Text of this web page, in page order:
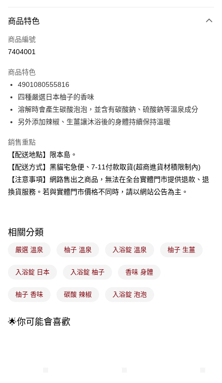
信用卡一次付款
超商取貨付款
Apple Pay
街口支付
悠遊付
Google Pay
全盈+PAY
【大哥付你分期使用說明】
成交易。
4.訂單成立30分鐘內，如未前往確認交易或遇審核未通過，訂單將自動取
法說明評估內容。
醒簡訊。
運送方式
全家取貨付款
付款後全家取貨
每筆NT$100，滿NT$899(含以上)免運費
每筆NT$100，滿NT$899(含以上)免運費
商品特色
商品編號
7404001
商品特色
4901080555816
四種嚴選日本柚子的香味
溶解時會產生碳酸泡泡，並含有碳酸鈉、硫酸鈉等溫泉成分
另外添加辣椒、生薑讓沐浴後的身體持續保持溫暖
銷售重點
【配送地點】限本島。
【配送方式】黑貓宅急便、7-11付款取貨(超商進貨材積限制內)
【注意事項】網路售出之商品，無法在全台實體門市提供退款、退
換貨服務。若與實體門市價格不同時，請以網站公告為主。
相關分類
嚴選 溫泉 柚子 溫泉 入浴錠 溫泉 柚子 生薑
入浴錠 日本 入浴錠 柚子 香味 身體
柚子 香味 碳酸 辣椒 入浴錠 泡泡
🌟你可能會喜歡